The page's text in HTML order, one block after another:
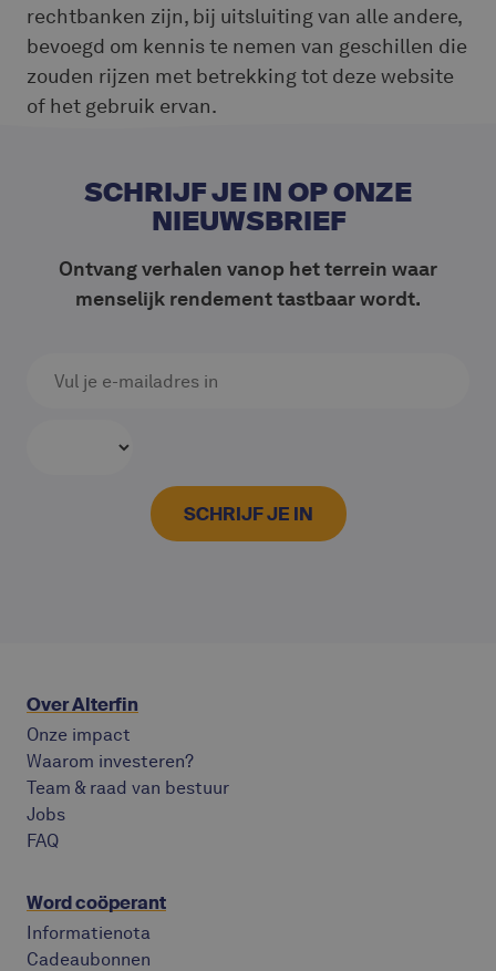
rechtbanken zijn, bij uitsluiting van alle andere,
bevoegd om kennis te nemen van geschillen die
zouden rijzen met betrekking tot deze website
of het gebruik ervan.
SCHRIJF JE IN OP ONZE
NIEUWSBRIEF
Ontvang verhalen vanop het terrein waar
menselijk rendement tastbaar wordt.
Over Alterfin
Onze impact
Waarom investeren?
Team & raad van bestuur
Jobs
FAQ
Word coöperant
Informatienota
Cadeaubonnen